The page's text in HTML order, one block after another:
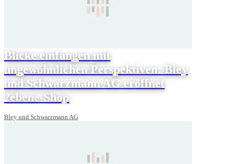
Blicke einfangen mit
ungewöhnlichen Perspektiven: Bley
und Schwarzmann AG eröffnet
2ebene-Shop
Bley und Schwarzmann AG